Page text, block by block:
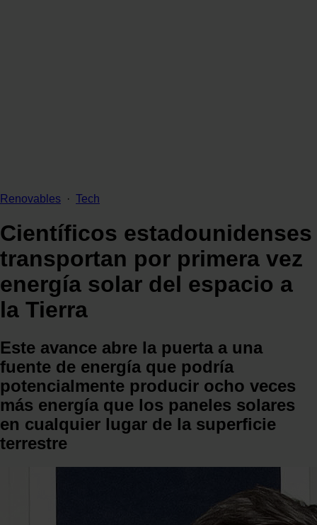
Renovables · Tech
Científicos estadounidenses
transportan por primera vez
energía solar del espacio a
la Tierra
Este avance abre la puerta a una
fuente de energía que podría
potencialmente producir ocho veces
más energía que los paneles solares
en cualquier lugar de la superficie
terrestre